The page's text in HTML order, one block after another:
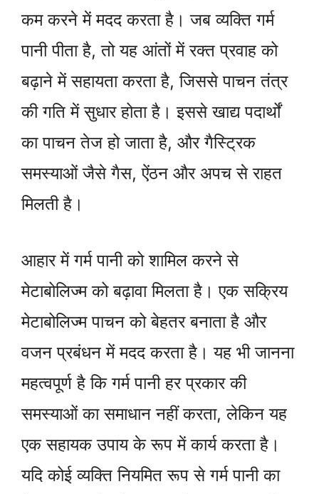
कम करने में मदद करता है। जब व्यक्ति गर्म
पानी पीता है, तो यह आंतों में रक्त प्रवाह को
बढ़ाने में सहायता करता है, जिससे पाचन तंत्र
की गति में सुधार होता है। इससे खाद्य पदार्थों
का पाचन तेज हो जाता है, और गैस्ट्रिक
समस्याओं जैसे गैस, ऐंठन और अपच से राहत
मिलती है।
आहार में गर्म पानी को शामिल करने से
मेटाबोलिज्म को बढ़ावा मिलता है। एक सक्रिय
मेटाबोलिज्म पाचन को बेहतर बनाता है और
वजन प्रबंधन में मदद करता है। यह भी जानना
महत्वपूर्ण है कि गर्म पानी हर प्रकार की
समस्याओं का समाधान नहीं करता, लेकिन यह
एक सहायक उपाय के रूप में कार्य करता है।
यदि कोई व्यक्ति नियमित रूप से गर्म पानी का